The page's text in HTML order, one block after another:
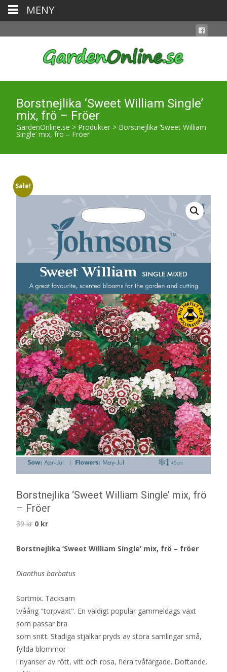
Borstnejlika ‘Sweet William Single’
mix, frö – Fröer
GardenOnline.se > Produkter > Borstnejlika ‘Sweet William
Single’ mix, frö – Fröer
Sale!
Borstnejlika ‘Sweet William Single’ mix, frö
– Fröer
39kr Det
priset
39 kr.
0 krDet
priset
0 kr.
Borstnejlika ‘Sweet William Single’ mix, frö – fröer
Dianthus barbatus
Sortmix. Tacksam
tvåårig "torpväxt". En väldigt populär gammeldags växt
som passar bra
som snitt. Stadiga stjälkar pryds av stora samlingar små,
fyllda blommor
i nyanser av rött, vitt och rosa, flera tvåfärgade. Doftande.
MENY